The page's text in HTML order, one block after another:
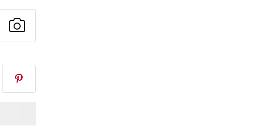
recette à un ami
cette page
une question à l'auteur
Publier votre photo de cette